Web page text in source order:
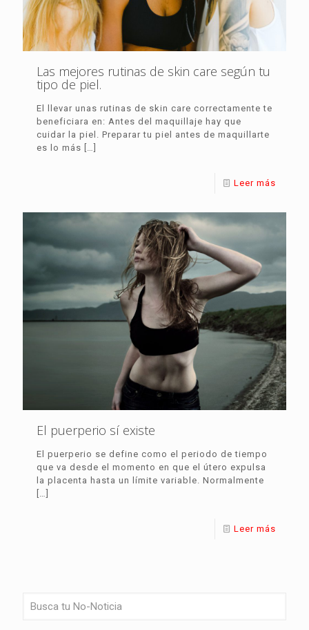
Las mejores rutinas de skin care según tu
tipo de piel.
El llevar unas rutinas de skin care correctamente te
beneficiara en: Antes del maquillaje hay que
cuidar la piel. Preparar tu piel antes de maquillarte
es lo más […]
Leer más
El puerperio sí existe
El puerperio se define como el periodo de tiempo
que va desde el momento en que el útero expulsa
la placenta hasta un límite variable. Normalmente
[…]
Leer más